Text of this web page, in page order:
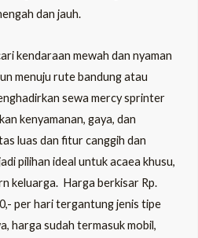
dan jauh.
kendaraan mewah dan nyaman
menuju rute bandung atau
sewa mercy sprinter
kenyamanan, gaya, dan
luas dan fitur canggih dan
pilihan ideal untuk acaea khusu,
keluarga. Harga berkisar Rp.
per hari tergantung jenis tipe
harga sudah termasuk mobil,